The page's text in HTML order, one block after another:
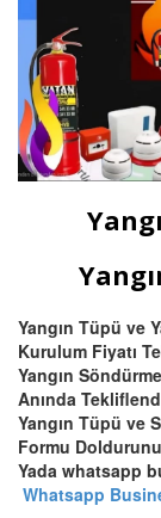
Yangın Tüpü ve
Kurulum Fiyatı
Yangın
Anında
Yangın Tüpü ve
Formu
Yada whatsapp
Whatsapp